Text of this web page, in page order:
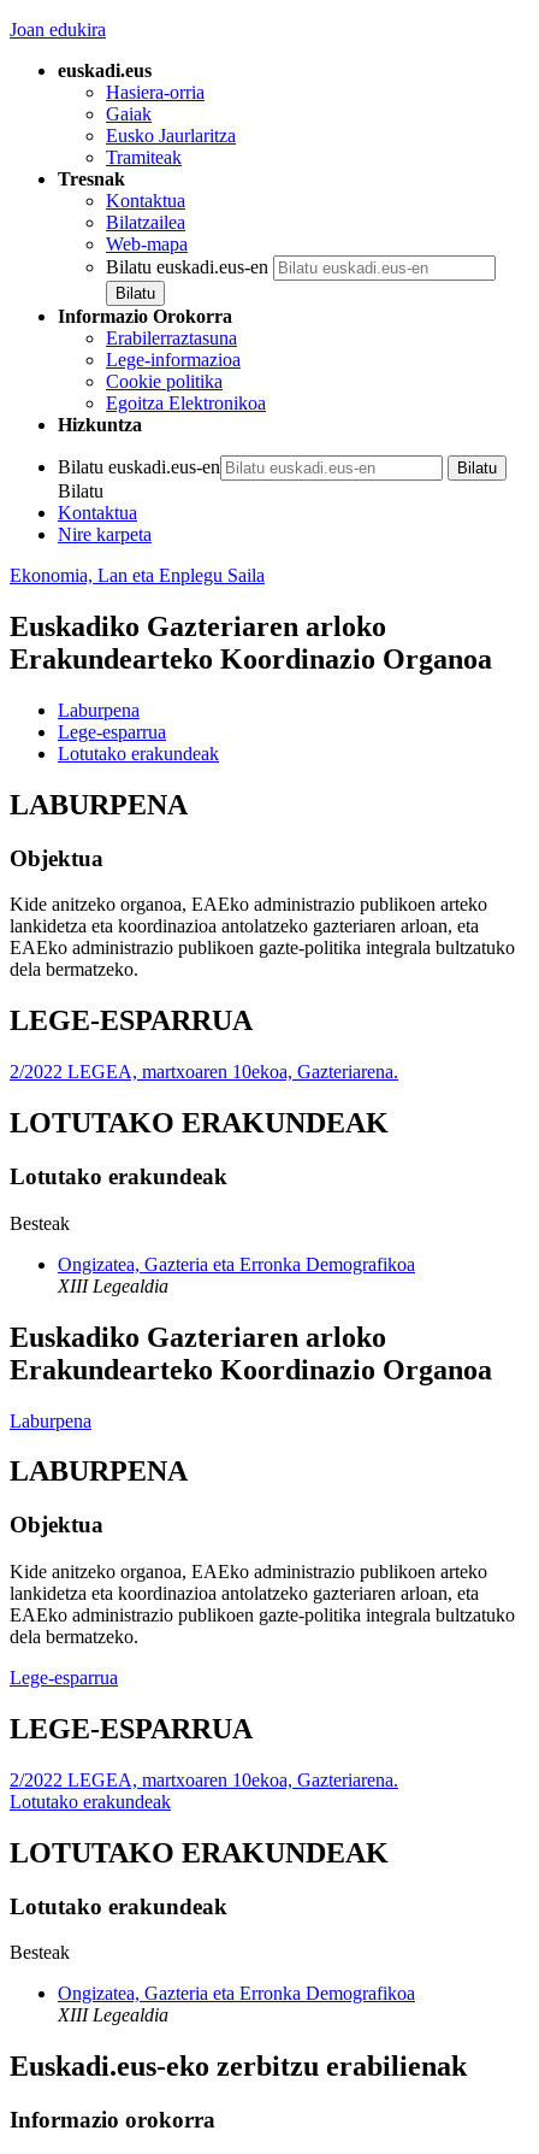
Joan edukira
euskadi.eus
Hasiera-orria
Gaiak
Eusko Jaurlaritza
Tramiteak
Tresnak
Kontaktua
Bilatzailea
Web-mapa
Bilatu euskadi.eus-en
Informazio Orokorra
Erabilerraztasuna
Lege-informazioa
Cookie politika
Egoitza Elektronikoa
Hizkuntza
Bilatu euskadi.eus-en
Bilatu
Kontaktua
Nire karpeta
Ekonomia, Lan eta Enplegu Saila
Euskadiko Gazteriaren arloko
Erakundearteko Koordinazio Organoa
Laburpena
Lege-esparrua
Lotutako erakundeak
LABURPENA
Objektua
Kide anitzeko organoa, EAEko administrazio publikoen arteko
lankidetza eta koordinazioa antolatzeko gazteriaren arloan, eta
EAEko administrazio publikoen gazte-politika integrala bultzatuko
dela bermatzeko.
LEGE-ESPARRUA
2/2022 LEGEA, martxoaren 10ekoa, Gazteriarena.
LOTUTAKO ERAKUNDEAK
Lotutako erakundeak
Besteak
Ongizatea, Gazteria eta Erronka Demografikoa
XIII Legealdia
Euskadiko Gazteriaren arloko
Erakundearteko Koordinazio Organoa
Laburpena
LABURPENA
Objektua
Kide anitzeko organoa, EAEko administrazio publikoen arteko
lankidetza eta koordinazioa antolatzeko gazteriaren arloan, eta
EAEko administrazio publikoen gazte-politika integrala bultzatuko
dela bermatzeko.
Lege-esparrua
LEGE-ESPARRUA
2/2022 LEGEA, martxoaren 10ekoa, Gazteriarena.
Lotutako erakundeak
LOTUTAKO ERAKUNDEAK
Lotutako erakundeak
Besteak
Ongizatea, Gazteria eta Erronka Demografikoa
XIII Legealdia
Euskadi.eus-eko zerbitzu erabilienak
Informazio orokorra